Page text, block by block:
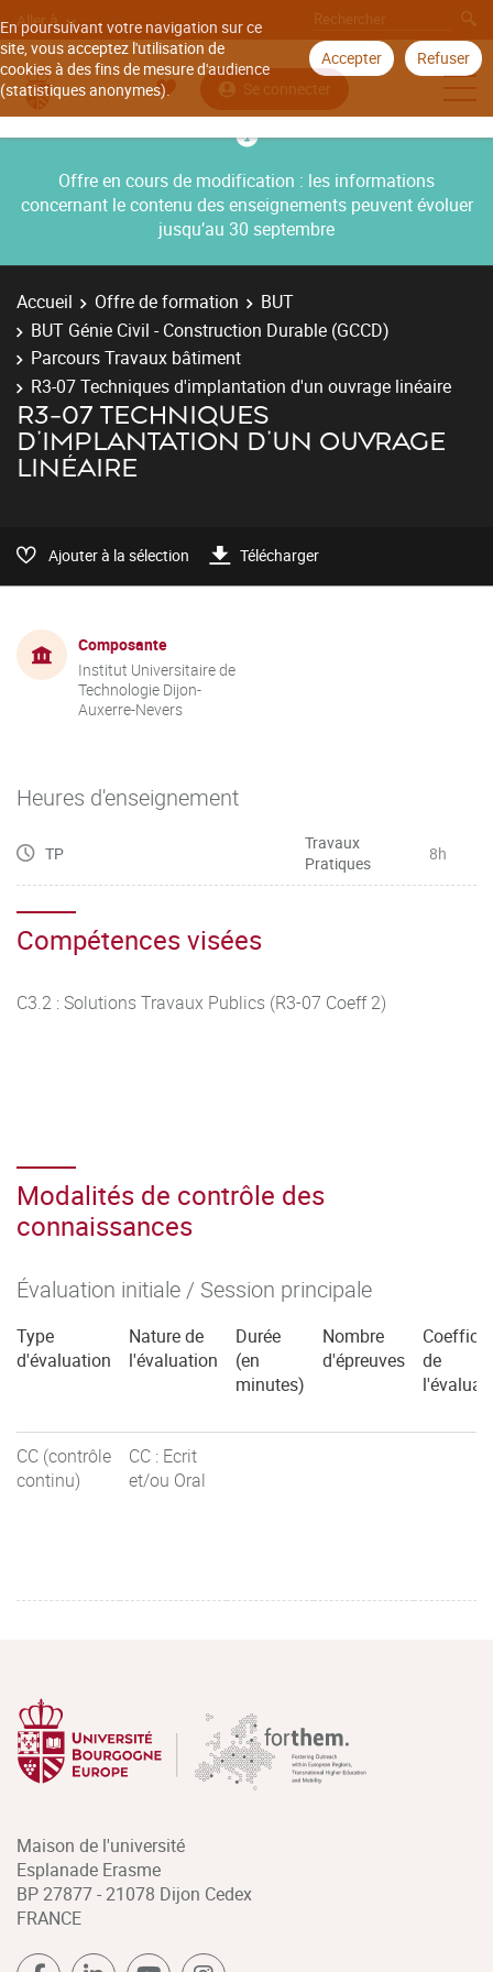
En poursuivant votre navigation sur ce
site, vous acceptez l'utilisation de
cookies à des fins de mesure d'audience
(statistiques anonymes).
Accepter Refuser
Aller à
Se connecter
Offre en cours de modification : les informations
concernant le contenu des enseignements peuvent évoluer
jusqu’au 30 septembre
Accueil Offre de formation
BUT
BUT Génie Civil - Construction Durable (GCCD)
Parcours Travaux bâtiment
R3-07 Techniques d'implantation d'un ouvrage linéaire
R3-07 TECHNIQUES
D'IMPLANTATION D'UN OUVRAGE
LINÉAIRE
Ajouter à la sélection Télécharger
Composante
Institut Universitaire de
Technologie Dijon-
Auxerre-Nevers
Heures d'enseignement
TP
Travaux
Pratiques
8h
Compétences visées
C3.2 : Solutions Travaux Publics (R3-07 Coeff 2)
Modalités de contrôle des
connaissances
Évaluation initiale / Session principale
Type
d'évaluation
Nature de
l'évaluation
Durée
(en
minutes)
Nombre
d'épreuves
de
CC (contrôle
continu)
CC : Ecrit
et/ou Oral
Maison de l'université
Esplanade Erasme
BP 27877 - 21078 Dijon Cedex
FRANCE